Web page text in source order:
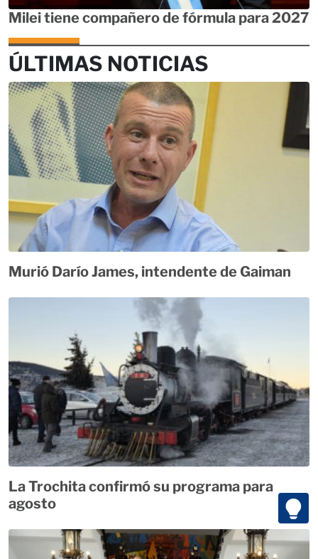
Milei tiene compañero de fórmula para 2027
ÚLTIMAS NOTICIAS
Murió Darío James, intendente de Gaiman
La Trochita confirmó su programa para
agosto